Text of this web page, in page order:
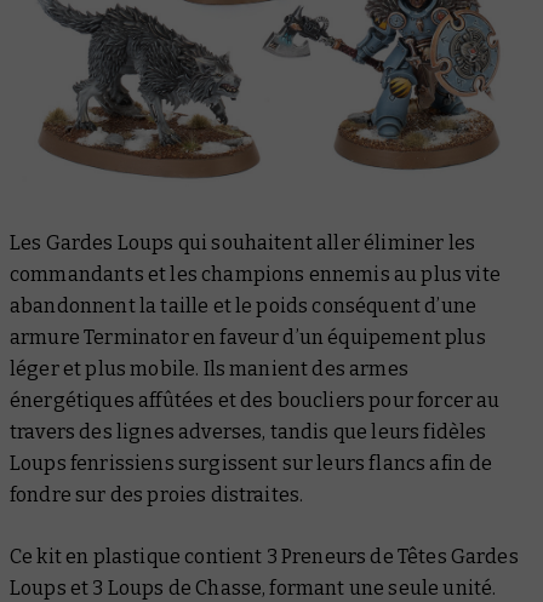
Les Gardes Loups qui souhaitent aller éliminer les
commandants et les champions ennemis au plus vite
abandonnent la taille et le poids conséquent d’une
armure Terminator en faveur d’un équipement plus
léger et plus mobile. Ils manient des armes
énergétiques affûtées et des boucliers pour forcer au
travers des lignes adverses, tandis que leurs fidèles
Loups fenrissiens surgissent sur leurs flancs afin de
fondre sur des proies distraites.
Ce kit en plastique contient 3 Preneurs de Têtes Gardes
Loups et 3 Loups de Chasse, formant une seule unité.